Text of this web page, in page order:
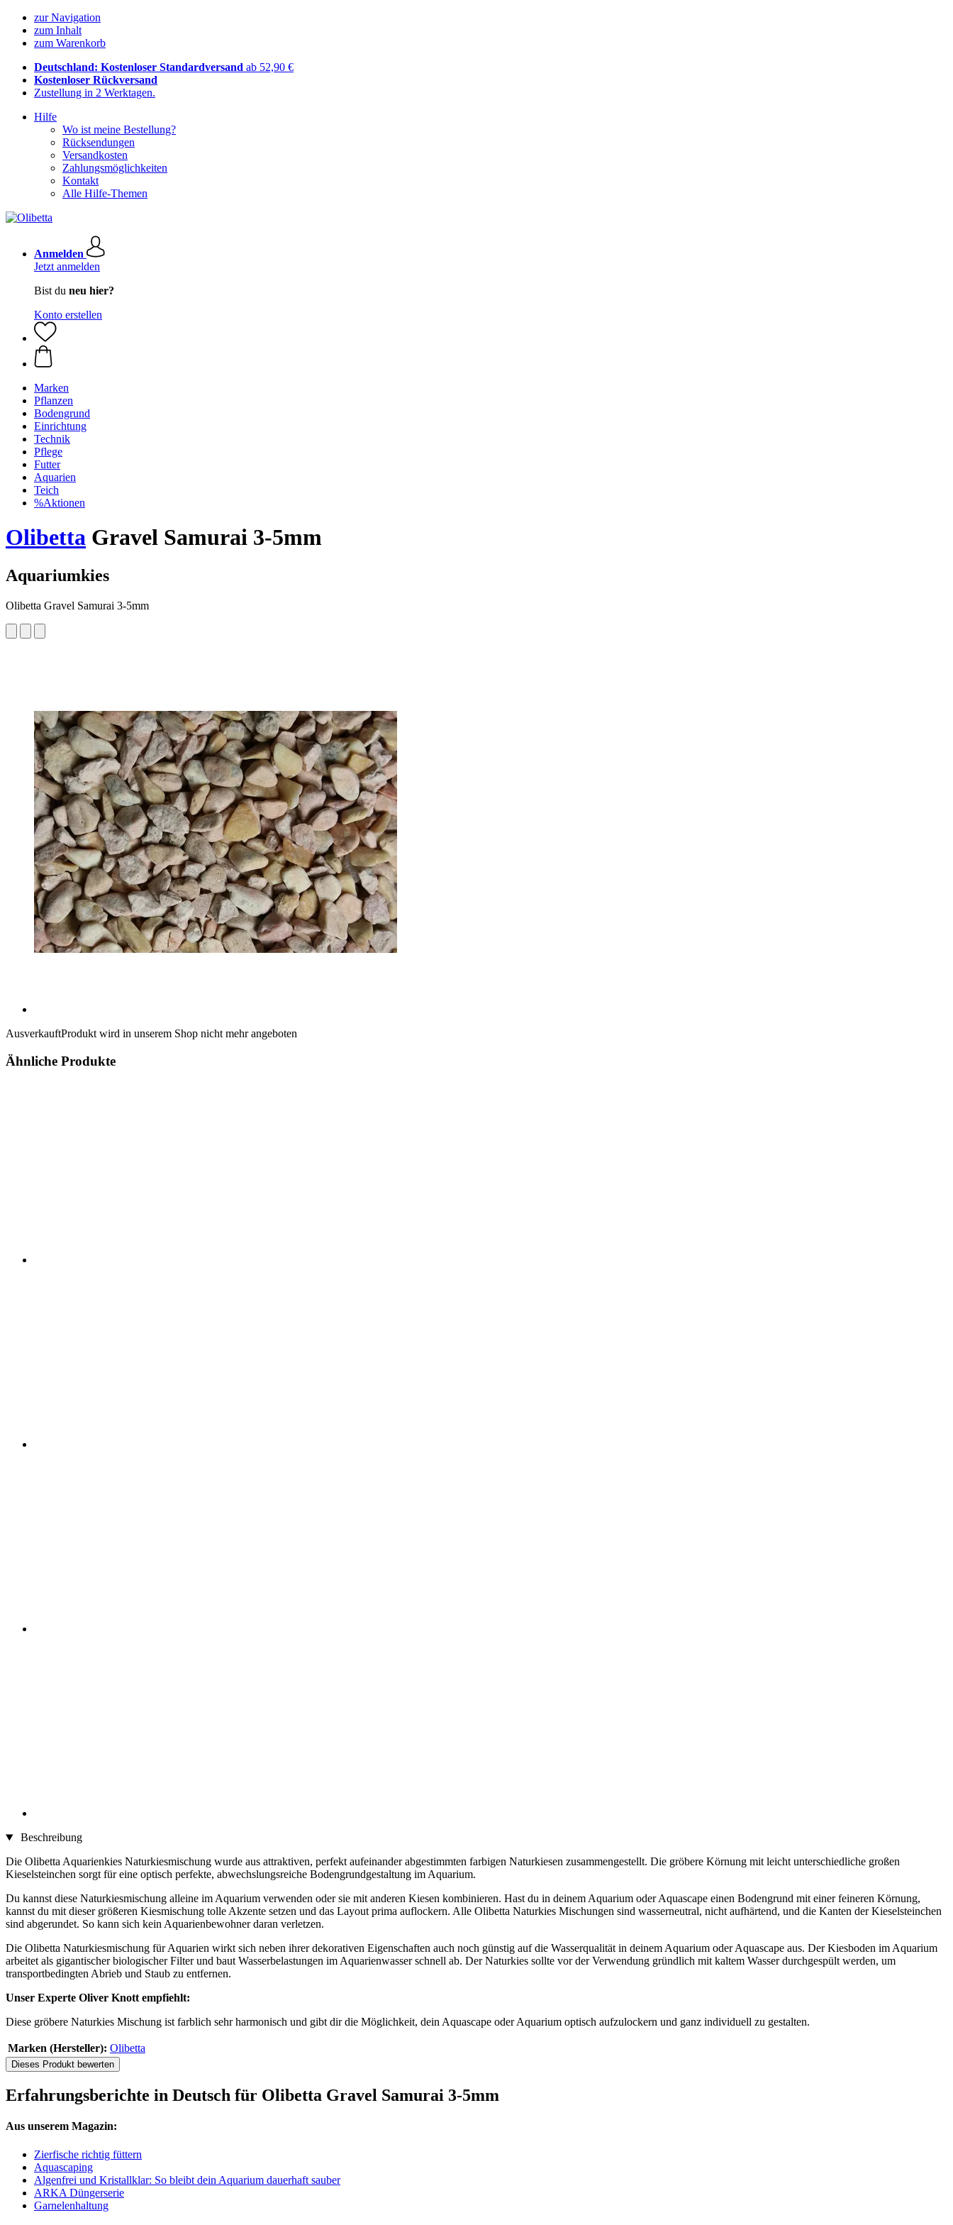
zur Navigation
zum Inhalt
zum Warenkorb
Deutschland: Kostenloser Standardversand ab 52,90 €
Kostenloser Rückversand
Zustellung in 2 Werktagen.
Hilfe
Wo ist meine Bestellung?
Rücksendungen
Versandkosten
Zahlungsmöglichkeiten
Kontakt
Alle Hilfe-Themen
Anmelden
Jetzt anmelden
Bist du neu hier?
Konto erstellen
Marken
Pflanzen
Bodengrund
Einrichtung
Technik
Pflege
Futter
Aquarien
Teich
%Aktionen
Olibetta Gravel Samurai 3-5mm
Aquariumkies
Olibetta Gravel Samurai 3-5mm
AusverkauftProdukt wird in unserem Shop nicht mehr angeboten
Ähnliche Produkte
Beschreibung
Die Olibetta Aquarienkies Naturkiesmischung wurde aus attraktiven, perfekt aufeinander abgestimmten farbigen Naturkiesen zusammengestellt. Die gröbere Körnung mit leicht unterschiedliche großen
Kieselsteinchen sorgt für eine optisch perfekte, abwechslungsreiche Bodengrundgestaltung im Aquarium.
Du kannst diese Naturkiesmischung alleine im Aquarium verwenden oder sie mit anderen Kiesen kombinieren. Hast du in deinem Aquarium oder Aquascape einen Bodengrund mit einer feineren Körnung,
kannst du mit dieser größeren Kiesmischung tolle Akzente setzen und das Layout prima auflockern. Alle Olibetta Naturkies Mischungen sind wasserneutral, nicht aufhärtend, und die Kanten der Kieselsteinchen
sind abgerundet. So kann sich kein Aquarienbewohner daran verletzen.
Die Olibetta Naturkiesmischung für Aquarien wirkt sich neben ihrer dekorativen Eigenschaften auch noch günstig auf die Wasserqualität in deinem Aquarium oder Aquascape aus. Der Kiesboden im Aquarium
arbeitet als gigantischer biologischer Filter und baut Wasserbelastungen im Aquarienwasser schnell ab. Der Naturkies sollte vor der Verwendung gründlich mit kaltem Wasser durchgespült werden, um
transportbedingten Abrieb und Staub zu entfernen.
Unser Experte Oliver Knott empfiehlt:
Diese gröbere Naturkies Mischung ist farblich sehr harmonisch und gibt dir die Möglichkeit, dein Aquascape oder Aquarium optisch aufzulockern und ganz individuell zu gestalten.
Marken (Hersteller): Olibetta
Dieses Produkt bewerten
Erfahrungsberichte in Deutsch für Olibetta Gravel Samurai 3-5mm
Aus unserem Magazin:
Zierfische richtig füttern
Aquascaping
Algenfrei und Kristallklar: So bleibt dein Aquarium dauerhaft sauber
ARKA Düngerserie
Garnelenhaltung